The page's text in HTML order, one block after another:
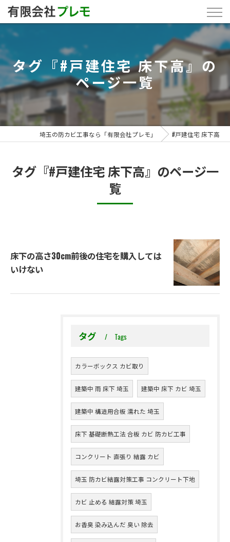
タグ『#戸建住宅 床下高』の
ページ一覧
埼玉の防カビ工事なら「有限会社プレモ」 #戸建住宅 床下高
タグ『#戸建住宅 床下高』のページ一
覧
床下の高さ30cm前後の住宅を購入しては
いけない
タグ Tags
カラーボックス カビ取り
建築中 雨 床下 埼玉 建築中 床下 カビ 埼玉
建築中 構造用合板 濡れた 埼玉
床下 基礎断熱工法 合板 カビ 防カビ工事
コンクリート 直張り 結露 カビ
埼玉 防カビ結露対策工事 コンクリート下地
カビ 止める 結露対策 埼玉
お香臭 染み込んだ 臭い 除去